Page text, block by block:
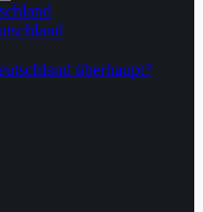
überhaupt?